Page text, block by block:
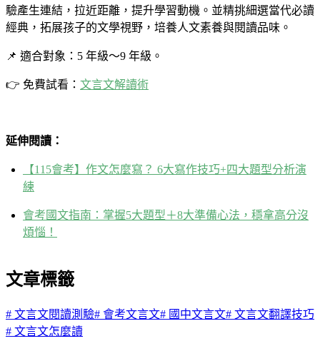
驗產生連結，拉近距離，提升學習動機。並精挑細選當代必讀
經典，拓展孩子的文學視野，培養人文素養與閱讀品味。
📌 適合對象：5 年級～9 年級。
👉 免費試看： 文言文解讀術
延伸閱讀：
【115會考】作文怎麼寫？ 6大寫作技巧+四大題型分析演
練
會考國文指南：掌握5大題型＋8大準備心法，穩拿高分沒
煩惱！
文章標籤
# 文言文閱讀測驗# 會考文言文# 國中文言文# 文言文翻譯技巧
# 文言文怎麼讀